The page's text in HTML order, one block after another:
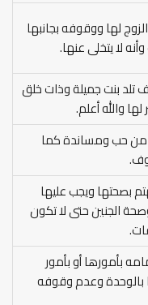
لها ووقوفه بجانبها
لا يتخلى عنها.
تلد بنت جميلة وذات خلق
والله أعلم.
من حب ومساندة كما
بصحتها ويجب عليها
الجنين حتى لا تكون
بأمورها أو بأمور
وعدم وقوفه